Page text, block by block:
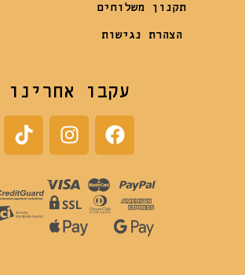
תקנון משלוחים
הצהרת נגישות
עקבו אחרינו